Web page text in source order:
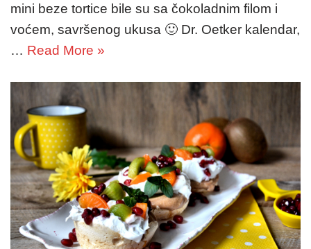
mini beze tortice bile su sa čokoladnim filom i
voćem, savršenog ukusa 🙂 Dr. Oetker kalendar,
… Read More »